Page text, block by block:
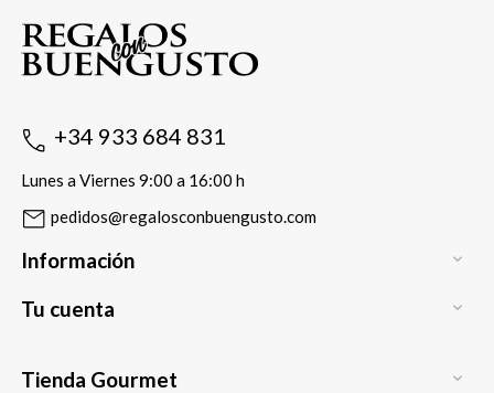
+34 933 684 831
Lunes a Viernes 9:00 a 16:00 h
pedidos@regalosconbuengusto.com
Información 
Tu cuenta 
Tienda Gourmet 